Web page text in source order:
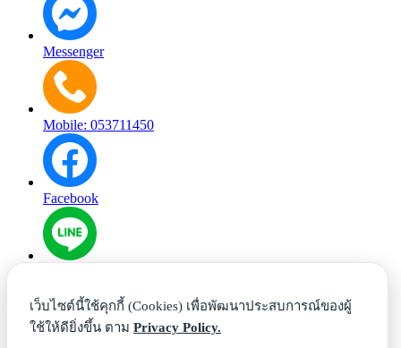
Messenger
Mobile: 053711450
Facebook
เว็บไซต์นี้ใช้คุกกี้ (Cookies) เพื่อพัฒนาประสบการณ์ของผู้
ใช้ให้ดียิ่งขึ้น ตาม Privacy Policy.